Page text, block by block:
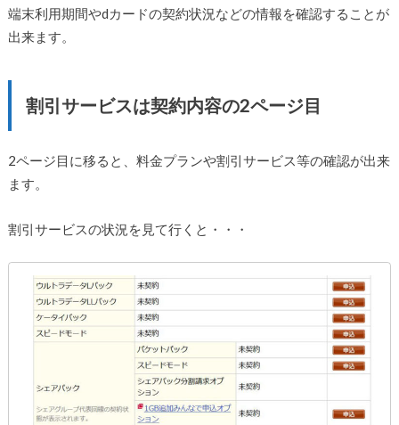
端末利用期間やdカードの契約状況などの情報を確認することが
出来ます。
割引サービスは契約内容の2ページ目
2ページ目に移ると、料金プランや割引サービス等の確認が出来
ます。
割引サービスの状況を見て行くと・・・